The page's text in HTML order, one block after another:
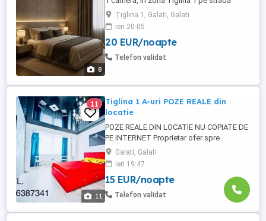
8
Brailei. Dotările apartamentelor sunt: =Pat
matrimonial =Tv Smart YouTube NETFLIX
=Wifi viteză =frigider =cuptor cu
microunde =CENTRALA TERMICĂ
PROPRIE, =Mașină de spălat =AC Cu
Țiglina 1, Galati, Galati
ieri 20:05
20 EUR/noapte
Telefon validat
11
11
Tiglina 1 A-uri POZE REALE din
locatie
POZE REALE DIN LOCATIE NU COPIATE DE
PE INTERNET Proprietar ofer spre
închiriere garsonieră Țiglina,A-
uri,stradal.SuperLux mobilat,utilat,renovat
2021A.C. vară-iarnă,internet,led Samsung
,boiler Ariston,masina spălat,cuptor
microunde.Se închiriază cu
lenjerii,prosoape,veselă,la cheie,ca la
regim hotelier!!Ofer ...
Galati, Galati
ieri 19:47
15 EUR/noapte
Telefon validat